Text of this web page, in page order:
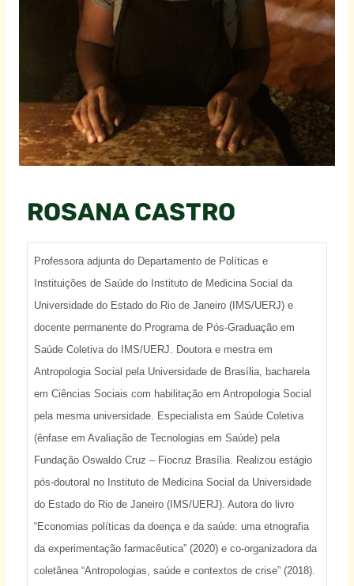
ROSANA CASTRO
Professora adjunta do Departamento de Políticas e
Instituições de Saúde do Instituto de Medicina Social da
Universidade do Estado do Rio de Janeiro (IMS/UERJ) e
docente permanente do Programa de Pós-Graduação em
Saúde Coletiva do IMS/UERJ. Doutora e mestra em
Antropologia Social pela Universidade de Brasília, bacharela
em Ciências Sociais com habilitação em Antropologia Social
pela mesma universidade. Especialista em Saúde Coletiva
(ênfase em Avaliação de Tecnologias em Saúde) pela
Fundação Oswaldo Cruz – Fiocruz Brasília. Realizou estágio
pós-doutoral no Instituto de Medicina Social da Universidade
do Estado do Rio de Janeiro (IMS/UERJ). Autora do livro
“Economias políticas da doença e da saúde: uma etnografia
da experimentação farmacêutica” (2020) e co-organizadora da
coletânea “Antropologias, saúde e contextos de crise” (2018).